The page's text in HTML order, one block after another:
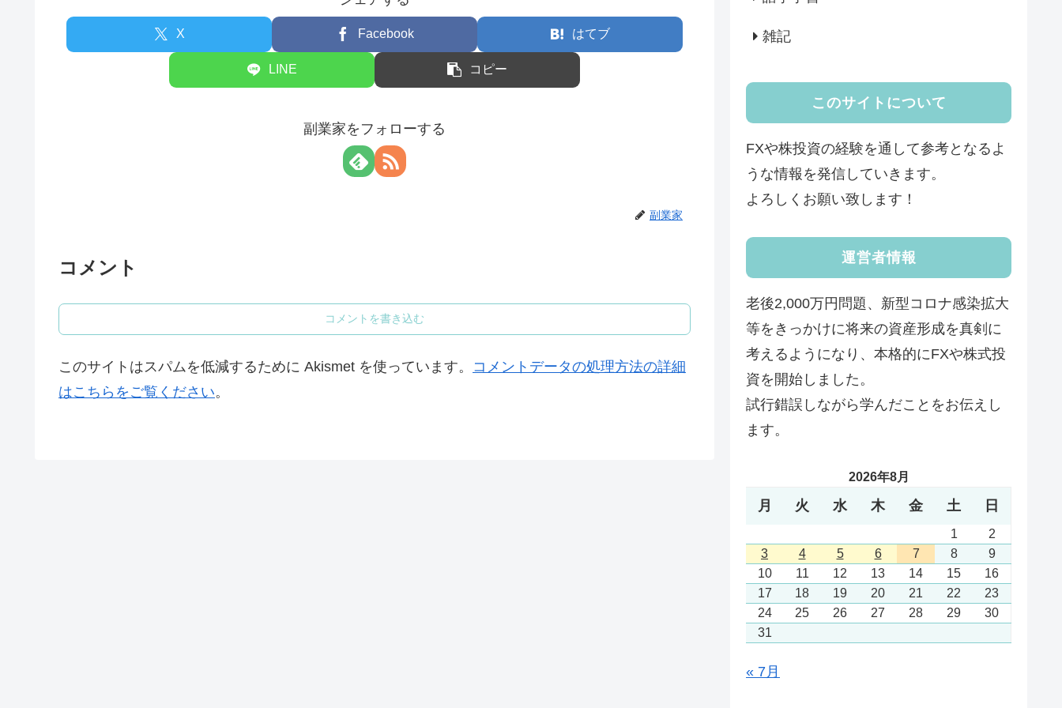
X Facebook はてブ
LINE コピー
副業家をフォローする
副業家
コメント
コメントを書き込む
このサイトはスパムを低減するために Akismet を使っています。 コメントデータの処理方法の詳細
はこちらをご覧ください。
雑記
このサイトについて
FXや株投資の経験を通して参考となるよ
うな情報を発信していきます。
よろしくお願い致します！
運営者情報
老後2,000万円問題、新型コロナ感染拡大
等をきっかけに将来の資産形成を真剣に
考えるようになり、本格的にFXや株式投
資を開始しました。
試行錯誤しながら学んだことをお伝えし
ます。
2026年8月
月 火 水 木 金 土 日
1
2
3
4 5 6 7 8
9
10
11 12 13 14 15
16
17
18 19 20 21 22
23
24
25 26 27 28 29
30
31
« 7月